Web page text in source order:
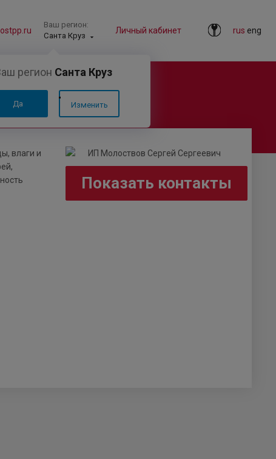
rus eng
Личный кабинет
Ваш регион:
Санта Круз
регион Санта Круз
Да Изменить
Показать контакты
влаги и